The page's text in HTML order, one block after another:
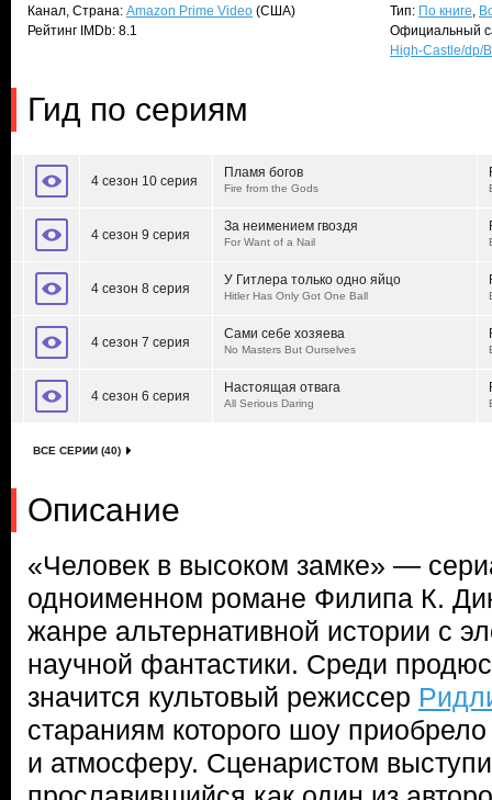
Канал, Страна: Amazon Prime Video (США)
Рейтинг IMDb: 8.1
Тип: По книге,
Официальный
High-Castle/dp/
Гид по сериям
4 сезон 10 серия
Пламя богов
Fire from the Gods
4 сезон 9 серия
За неимением гвоздя
For Want of a Nail
4 сезон 8 серия
У Гитлера только одно яйцо
Hitler Has Only Got One Ball
4 сезон 7 серия
Сами себе хозяева
No Masters But Ourselves
4 сезон 6 серия
Настоящая отвага
All Serious Daring
ВСЕ СЕРИИ (40)
Описание
«Человек в высоком замке» —
одноименном романе Филипа К.
жанре альтернативной истории с
научной фантастики. Среди
значится культовый режиссер
стараниям которого шоу
и атмосферу. Сценаристом